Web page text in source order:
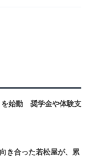
始動 奨学金や体験支
き合った若松屋が、累